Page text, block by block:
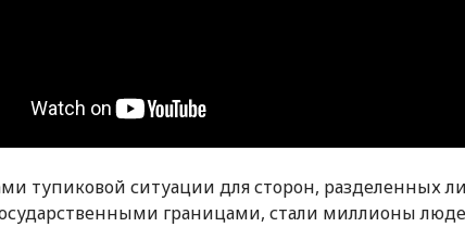
тупиковой ситуации для сторон, разделенных
границами, стали миллионы